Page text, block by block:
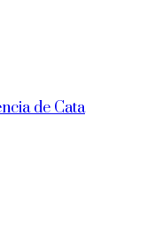
de Cata